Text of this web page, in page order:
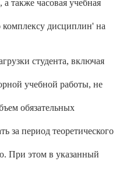
также часовая учебная
дисциплин' на
студента, включая
учебной работы, не
обязательных
за период теоретического
При этом в указанный